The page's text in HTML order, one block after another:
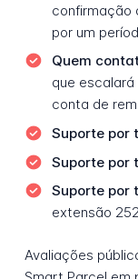
confirmação
por um
Quem
que
conta de
Suporte por
Suporte por
Suporte por
extensão
Avaliações